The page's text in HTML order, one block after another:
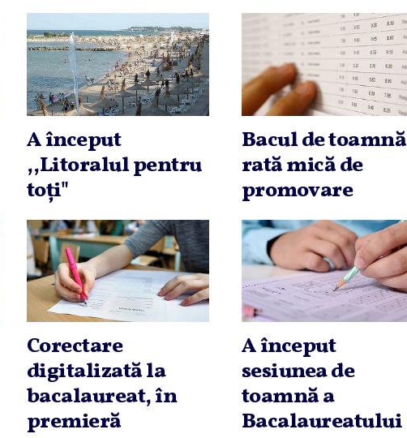
A început
,,Litoralul pentru
toţi"
Bacul de
rată mică de
promovare
Corectare
digitalizată la
bacalaureat, în
premieră
A început
sesiunea de
toamnă a
Bacalaureatului